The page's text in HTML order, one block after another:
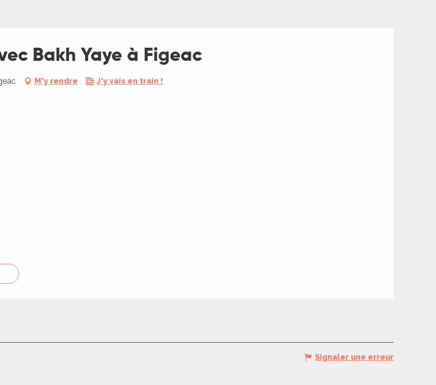
Bakh Yaye à Figeac
M'y rendre J'y vais en train !
Signaler une erreur